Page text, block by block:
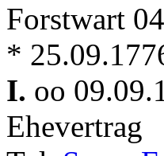
Forstwart
*
I. oo
Ehevertrag